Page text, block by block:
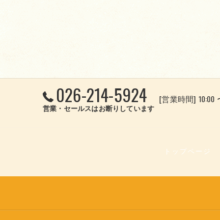
026-214-5924
営業・セールスはお断りしています
[営業時間] 10:00
トップページ